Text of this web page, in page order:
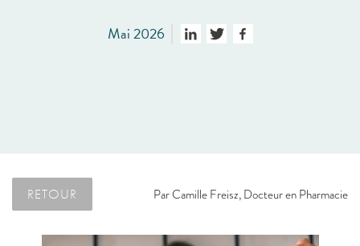
Mai 2026
RETOUR ParCamille Freisz, Docteur en Pharmacie